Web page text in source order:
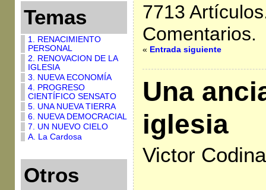
Temas
1. RENACIMIENTO
PERSONAL
2. RENOVACION DE LA
IGLESIA
3. NUEVA ECONOMÍA
4. PROGRESO
CIENTÍFICO SENSATO
5. UNA NUEVA TIERRA
6. NUEVA DEMOCRACIAL
7. UN NUEVO CIELO
A. La Cardosa
Otros
7713
Comentarios.
« Entrada siguiente
Una
iglesia
Victor